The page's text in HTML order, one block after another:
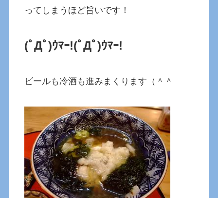
ってしまうほど旨いです！
(ﾟДﾟ)ｳﾏｰ!(ﾟДﾟ)ｳﾏｰ!
ビールも冷酒も進みまくります（＾＾